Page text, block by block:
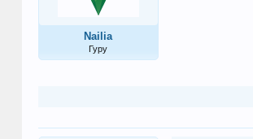
Nailia
Гуру